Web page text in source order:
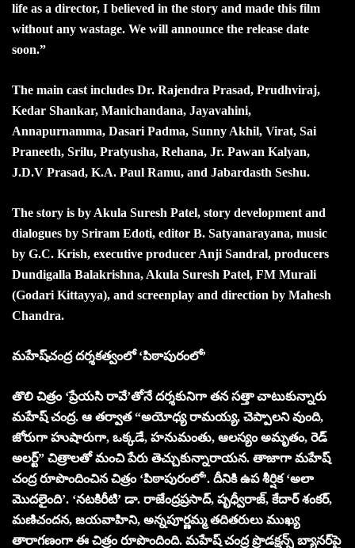
life as a director, I believed in the story and made this film
without any wastage. We will announce the release date
soon.”
The main cast includes Dr. Rajendra Prasad, Prudhviraj,
Kedar Shankar, Manichandana, Jayavahini,
Annapurnamma, Dasari Padma, Sunny Akhil, Virat, Sai
Praneeth, Srilu, Pratyusha, Rehana, Jr. Pawan Kalyan,
J.D.V Prasad, K.A. Paul Ramu, and Jabardasth Seshu.
The story is by Akula Suresh Patel, story development and
dialogues by Sriram Edoti, editor B. Satyanarayana, music
by G.C. Krish, executive producer Anji Sandral, producers
Dundigalla Balakrishna, Akula Suresh Patel, FM Murali
(Godari Kittayya), and screenplay and direction by Mahesh
Chandra.
మహేష్‌చంద్ర దర్శకత్వంలో ‘పిఠాపురంలో’
తొలి చిత్రం ‘ప్రేయసి రావే’తోనే దర్శకునిగా తన సత్తా చాటుకున్నారు
మహేష్‌ చంద్ర. ఆ తర్వాత “అయోధ్య రామయ్య, చెప్పాలని వుంది,
జోరుగా హుషారుగా, ఒక్కడే, హనుమంతు, ఆలస్యం అమృతం, రెడ్‌
అలర్ట్‌” చిత్రాలతో మంచి పేరు తెచ్చుకున్నారాయన. తాజాగా మహేష్‌
చంద్ర రూపొందించిన చిత్రం ‘పిఠాపురంలో’. దీనికి ఉప శీర్షిక ‘అలా
మొదలైంది’. ‘నటకిరీటి’ డా. రాజేంద్రప్రసాద్‌, పృధ్వీరాజ్‌, కేదార్‌ శంకర్‌,
మణిచందన, జయవాహిని, అన్నపూర్ణమ్మ తదితరులు ముఖ్య
తారాగణంగా ఈ చిత్రం రూపొందింది. మహేష్‌ చంద్ర ప్రొడక్షన్స్‌ బ్యానర్‌పై